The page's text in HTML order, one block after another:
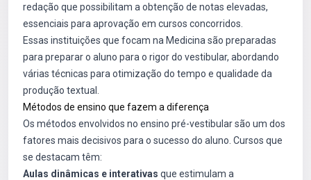
redação que possibilitam a obtenção de notas elevadas,
essenciais para aprovação em cursos concorridos.
Essas instituições que focam na Medicina são preparadas
para preparar o aluno para o rigor do vestibular, abordando
várias técnicas para otimização do tempo e qualidade da
produção textual.
Métodos de ensino que fazem a diferença
Os métodos envolvidos no ensino pré-vestibular são um dos
fatores mais decisivos para o sucesso do aluno. Cursos que
se destacam têm:
Aulas dinâmicas e interativas que estimulam a